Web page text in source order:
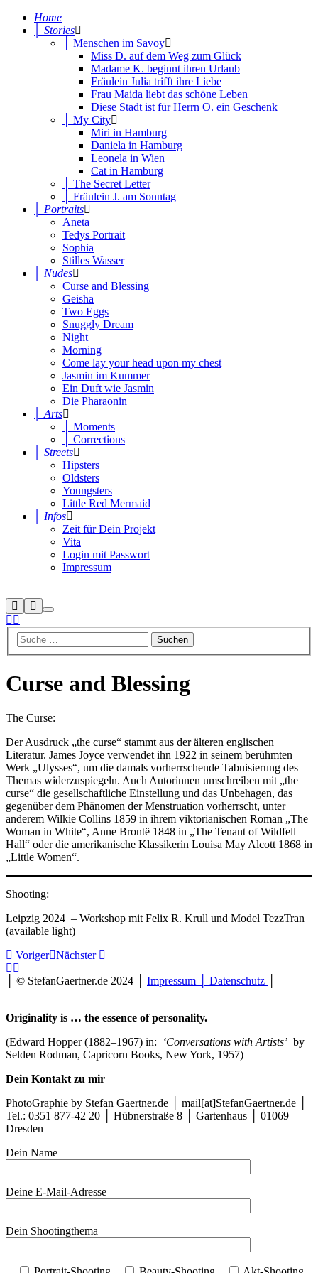
Home
│ Stories
│ Menschen im Savoy
Miss D. auf dem Weg zum Glück
Madame K. beginnt ihren Urlaub
Fräulein Julia trifft ihre Liebe
Frau Maida liebt das schöne Leben
Diese Stadt ist für Herrn O. ein Geschenk
│ My City
Miri in Hamburg
Daniela in Hamburg
Leonela in Wien
Cat in Hamburg
│ The Secret Letter
│ Fräulein J. am Sonntag
│ Portraits
Aneta
Tedys Portrait
Sophia
Stilles Wasser
│ Nudes
Curse and Blessing
Geisha
Two Eggs
Snuggly Dream
Night
Morning
Come lay your head upon my chest
Jasmin im Kummer
Ein Duft wie Jasmin
Die Pharaonin
│ Arts
│ Moments
│ Corrections
│ Streets
Hipsters
Oldsters
Youngsters
Little Red Mermaid
│ Infos
Zeit für Dein Projekt
Vita
Login mit Passwort
Impressum
Suchen
Mehr
InfoHauptmenü
Curse and Blessing
Curse
Blessing
01
(Leipzig,
2024
08)
SG
#2623
Curse
and
Blessing
2024
SG
#2652
Curse
and
Blessing
03
2024
08)
SG
#2907
and
04
(Leipzig,
2024
SG
Curse
and
05
(Leipzig,
2024
08)
The Curse:
Der Ausdruck „the curse“ stammt aus der älteren englischen
Literatur. James Joyce verwendet ihn 1922 in seinem berühmten
Werk „Ulysses“, um die damals vorherrschende Tabuisierung des
Themas widerzuspiegeln. Auch Autorinnen umschreiben mit „the
curse“ die gesellschaftliche Einstellung und das Unbehagen, das
gegenüber dem Phänomen der Menstruation vorherrscht, unter
anderem Wilkie Collins 1859 in ihrem viktorianischen Roman „The
Woman in White“, Anne Brontë 1848 in „The Tenant of Wildfell
Hall“ oder die amerikanische Klassikerin Louisa May Alcott 1868 in
„Little Women“.
Shooting:
Leipzig 2024 – Workshop mit Felix R. Krull und Model TezzTran
(available light)
Voriger Nächster
│ © StefanGaertner.de 2024 │ Impressum │ Datenschutz
Originality is … the essence of personality.
(Edward Hopper (1882–1967) in: ‘Conversations with Artists’ by
Selden Rodman, Capricorn Books, New York, 1957)
Dein Kontakt zu mir
PhotoGraphie by Stefan Gaertner.de │ mail[at]StefanGaertner.de │
Tel.: 0351 877-42 20 │ Hübnerstraße 8 │ Gartenhaus │ 01069
Dresden
Dein Name
Deine E-Mail-Adresse
Dein Shootingthema